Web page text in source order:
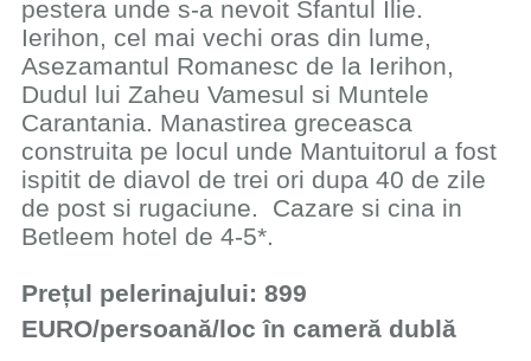
pestera unde s-a nevoit Sfantul Ilie.
Ierihon, cel mai vechi oras din lume,
Asezamantul Romanesc de la Ierihon,
Dudul lui Zaheu Vamesul si Muntele
Carantania. Manastirea greceasca
construita pe locul unde Mantuitorul a fost
ispitit de diavol de trei ori dupa 40 de zile
de post si rugaciune. Cazare si cina in
Betleem hotel de 4-5*.
Prețul pelerinajului: 899
EURO/persoană/loc în cameră dublă